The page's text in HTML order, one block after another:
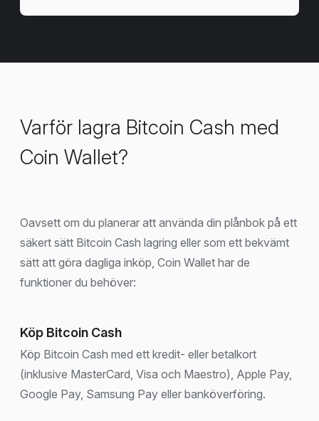
Varför lagra Bitcoin Cash med
Coin Wallet?
Oavsett om du planerar att använda din plånbok på ett
säkert sätt Bitcoin Cash lagring eller som ett bekvämt
sätt att göra dagliga inköp, Coin Wallet har de
funktioner du behöver:
Köp Bitcoin Cash
Köp Bitcoin Cash med ett kredit- eller betalkort
(inklusive MasterCard, Visa och Maestro), Apple Pay,
Google Pay, Samsung Pay eller banköverföring.